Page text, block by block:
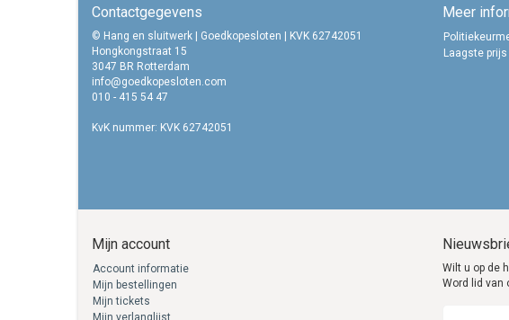
Contactgegevens
© Hang en sluitwerk | Goedkopesloten | KVK 62742051
Hongkongstraat 15
3047 BR Rotterdam
info@goedkopesloten.com
010 - 415 54 47
KvK nummer: KVK 62742051
Meer
Laagste
Mijn account
Account informatie
Mijn bestellingen
Mijn tickets
Mijn verlanglijst
Wilt u op de
Word lid van